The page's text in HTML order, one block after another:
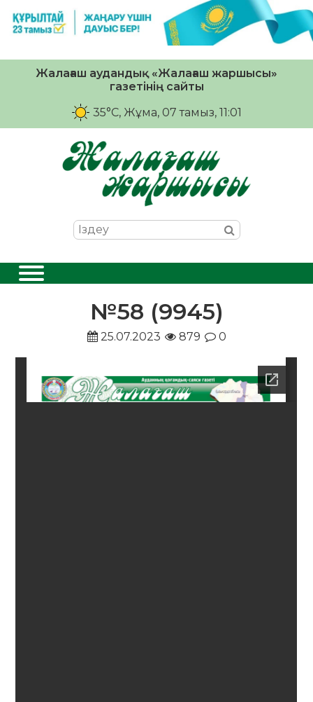
Жалағаш аудандық «Жалағаш жаршысы»
газетінің сайты
35°C, Жұма, 07 тамыз, 11:01
№58 (9945)
25.07.2023 879 0